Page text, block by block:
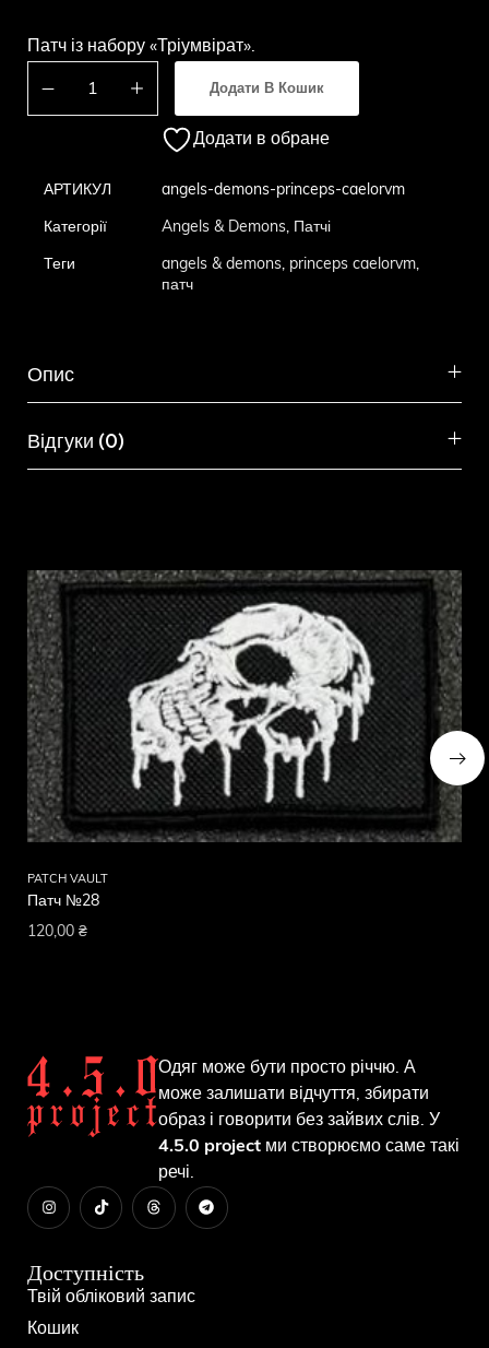
Патч із набору «Тріумвірат».
Додати В Кошик
Додати в обране
АРТИКУЛ angels-demons-princeps-caelorvm
Категорії Angels & Demons, Патчі
Теги angels & demons, princeps caelorvm,
патч
Опис
Відгуки (0)
PATCH VAULT
Патч №28
120,00 ₴
Одяг може бути просто річчю. А
може залишати відчуття, збирати
образ і говорити без зайвих слів. У
4.5.0 project ми створюємо саме такі
речі.
Доступність
Твій обліковий запис
Кошик